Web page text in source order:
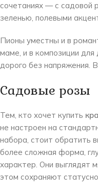
сочетаниях — с садовой
зеленью, полевыми
Пионы уместны и в
маме, и в композиции
дорого без напряжения.
Садовые розы
Тем, кто хочет купить
не настроен на
набора, стоит обратить
более сложная форма,
характер. Они выглядят
этом сохраняют